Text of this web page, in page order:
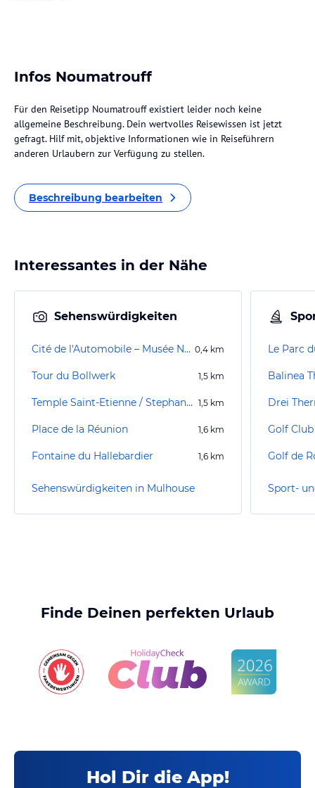
Infos Noumatrouff
Für den Reisetipp Noumatrouff existiert leider noch keine
allgemeine Beschreibung. Dein wertvolles Reisewissen ist jetzt
gefragt. Hilf mit, objektive Informationen wie in Reiseführern
anderen Urlaubern zur Verfügung zu stellen.
Beschreibung bearbeiten
Interessantes in der Nähe
Sehenswürdigkeiten
Cité de l'Automobile – Musée National 0,4 km
Tour du Bollwerk 1,5 km
Temple Saint-Etienne / Stephanskirche 1,5 km
Place de la Réunion 1,6 km
Fontaine du Hallebardier 1,6 km
Sehenswürdigkeiten in Mulhouse
Le Parc
Balinea
Golf de
Finde Deinen perfekten Urlaub
Hol Dir die App!